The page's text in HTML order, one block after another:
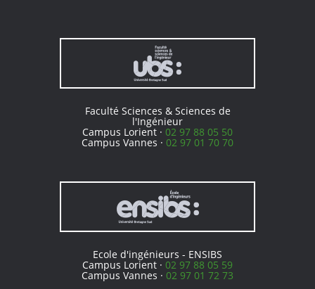
Faculté Sciences & Sciences de
l'Ingénieur
Campus Lorient · 02 97 88 05 50
Campus Vannes · 02 97 01 70 70
Ecole d'ingénieurs - ENSIBS
Campus Lorient · 02 97 88 05 59
Campus Vannes · 02 97 01 72 73